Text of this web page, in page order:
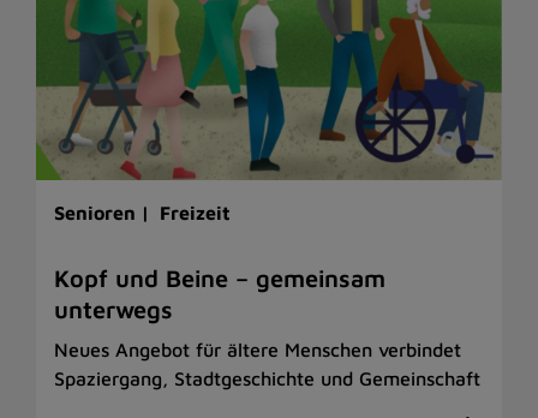
Senioren | Freizeit
Kopf und Beine – gemeinsam
unterwegs
Neues Angebot für ältere Menschen verbindet
Spaziergang, Stadtgeschichte und Gemeinschaft